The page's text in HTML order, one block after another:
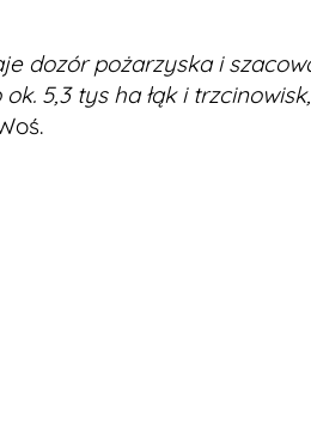
dozór pożarzyska i
ok. 5,3 tys ha łąk i